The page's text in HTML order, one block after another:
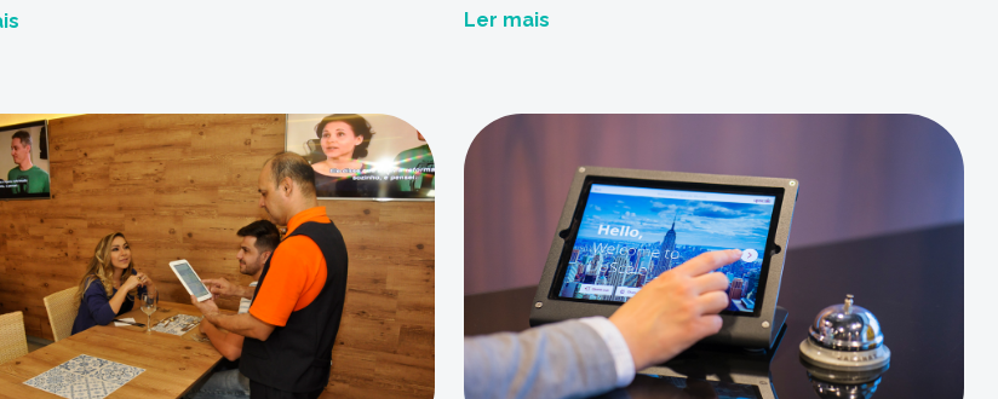
impressoras e tickets, nasceu
do hotel poderão saber, no
da […]
divulgaram que o uso de internet
pessoas com acesso à internet se expande
todos os dias, resultando em uma […]
Ler mais